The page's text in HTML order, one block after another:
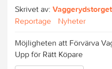
Skrivet av: Vaggerydstorget
Reportage
Nyheter
Möjligheten att Förvärva
Upp för Rätt Köpare